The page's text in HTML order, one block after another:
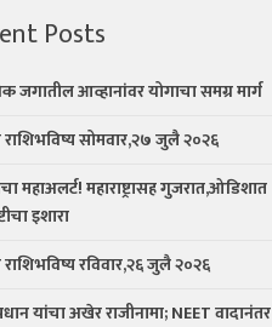
Posts
जगातील आव्हानांवर योगाचा समग्र मार्ग
सोमवार,२७ जुलै २०२६
महाअलर्ट! महाराष्ट्रासह गुजरात,ओडिशात
इशारा
रविवार,२६ जुलै २०२६
यांचा अखेर राजीनामा; NEET वादानंतर